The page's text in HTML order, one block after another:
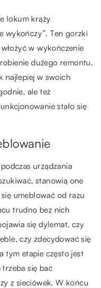
lokum krąży
wykończy”. Ten gorzki
w wykończenie
dużego remontu.
najlepiej w swoich
ale też
stało się
urządzania
stanowią one
umeblować od razu
trudno bez nich
się dylemat, czy
czy zdecydować się
tym etapie często jest
się bać
z sieciówek. W końcu